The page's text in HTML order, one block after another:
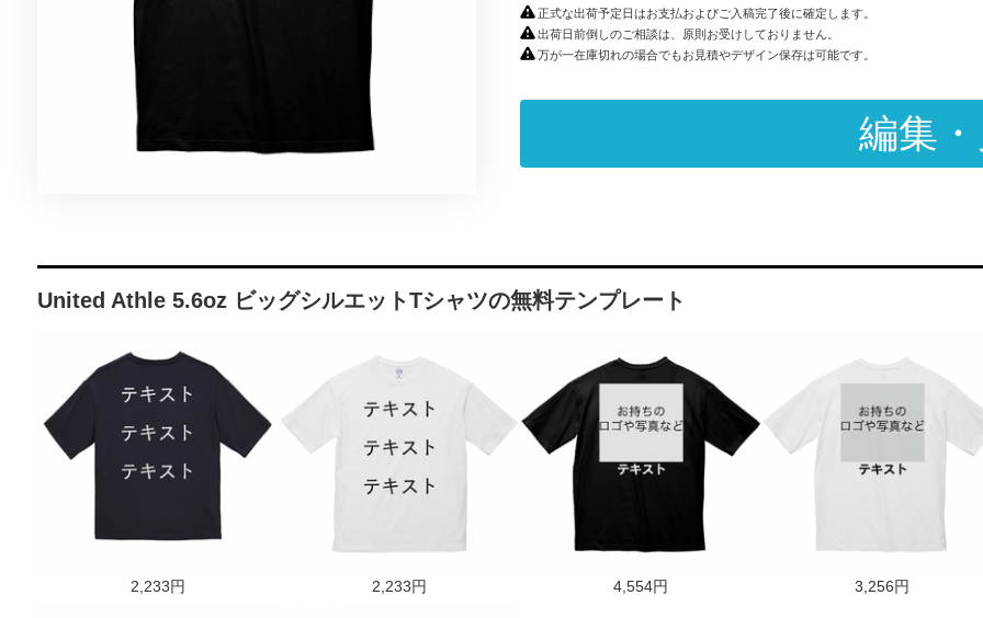
正式な出荷予定日はお支払およびご入稿完了後に確定します。
出荷日前倒しのご相談は、原則お受けしておりません。
万が一在庫切れの場合でもお見積やデザイン保存は可能です。
編集
United Athle 5.6oz ビッグシルエットTシャツの無料テンプレート
2,233円 2,233円 4,554円 3,256円